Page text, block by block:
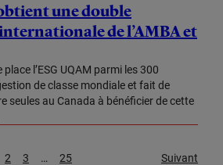
une double
de l’AMBA et
l’ESG UQAM parmi les 300
de classe mondiale et fait de
seules au Canada à bénéficier de cette
2 3 … 25 Suivant